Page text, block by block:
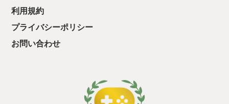
す。そして時止めをやってみたくなったらぜひそのまま購入し
利用規約
プライバシーポリシー
お問い合わせ